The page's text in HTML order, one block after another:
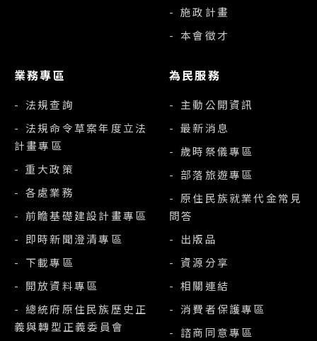
- 施政計畫
- 本會徵才
業務專區
- 法規查詢
- 法規命令草案年度立法
計畫專區
- 重大政策
- 各處業務
- 前瞻基礎建設計畫專區
- 即時新聞澄清專區
- 下載專區
- 開放資料專區
- 總統府原住民族歷史正
義與轉型正義委員會
為民服務
- 主動公開資訊
- 最新消息
- 歲時祭儀專區
- 部落旅遊專區
- 原住民族就業代金常見
問答
- 出版品
- 資源分享
- 相關連結
- 消費者保護專區
- 諮商同意專區